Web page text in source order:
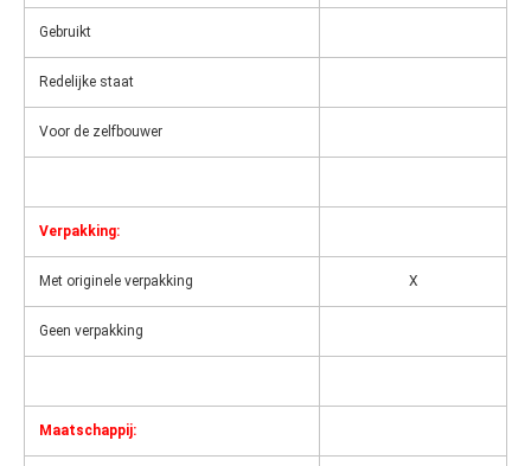
Gebruikt
Redelijke staat
Voor de zelfbouwer
Verpakking:
Met originele verpakking X
Geen verpakking
Maatschappij: